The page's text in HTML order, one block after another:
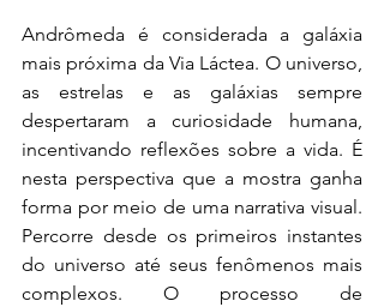
Andrômeda é considerada a galáxia
mais próxima da Via Láctea. O universo,
as estrelas e as galáxias sempre
despertaram a curiosidade humana,
incentivando reflexões sobre a vida. É
nesta perspectiva que a mostra ganha
forma por meio de uma narrativa visual.
Percorre desde os primeiros instantes
do universo até seus fenômenos mais
complexos. O processo de